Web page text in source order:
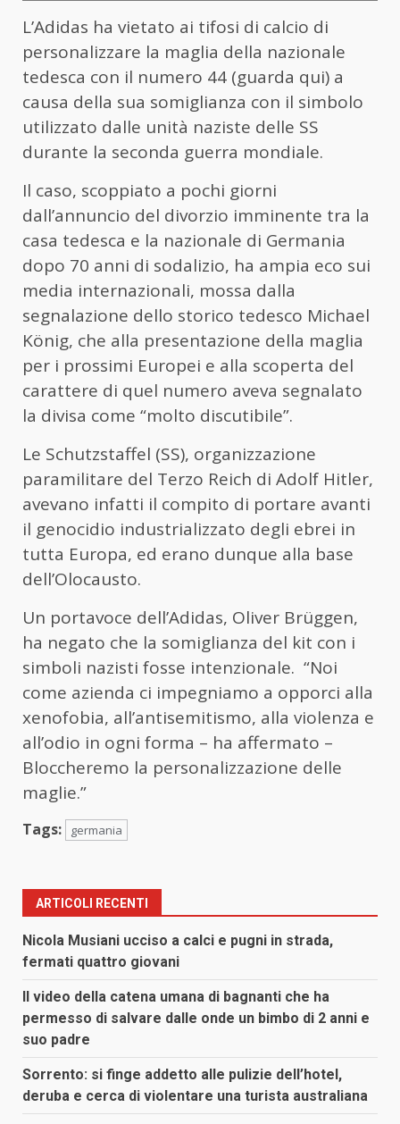
L’Adidas ha vietato ai tifosi di calcio di
personalizzare la maglia della nazionale
tedesca con il numero 44 (guarda qui) a
causa della sua somiglianza con il simbolo
utilizzato dalle unità naziste delle SS
durante la seconda guerra mondiale.
Il caso, scoppiato a pochi giorni
dall’annuncio del divorzio imminente tra la
casa tedesca e la nazionale di Germania
dopo 70 anni di sodalizio, ha ampia eco sui
media internazionali, mossa dalla
segnalazione dello storico tedesco Michael
König, che alla presentazione della maglia
per i prossimi Europei e alla scoperta del
carattere di quel numero aveva segnalato
la divisa come “molto discutibile”.
Le Schutzstaffel (SS), organizzazione
paramilitare del Terzo Reich di Adolf Hitler,
avevano infatti il compito di portare avanti
il genocidio industrializzato degli ebrei in
tutta Europa, ed erano dunque alla base
dell’Olocausto.
Un portavoce dell’Adidas, Oliver Brüggen,
ha negato che la somiglianza del kit con i
simboli nazisti fosse intenzionale. “Noi
come azienda ci impegniamo a opporci alla
xenofobia, all’antisemitismo, alla violenza e
all’odio in ogni forma – ha affermato –
Bloccheremo la personalizzazione delle
maglie.”
Tags: germania
ARTICOLI RECENTI
Nicola Musiani ucciso a calci e pugni in strada,
fermati quattro giovani
Il video della catena umana di bagnanti che ha
permesso di salvare dalle onde un bimbo di 2 anni e
suo padre
Sorrento: si finge addetto alle pulizie dell’hotel,
deruba e cerca di violentare una turista australiana